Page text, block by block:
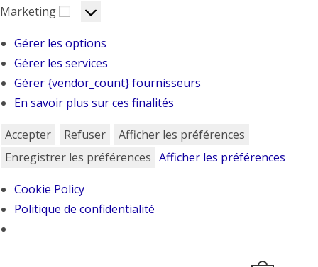
Marketing Marketing
Gérer les options
Gérer les services
Gérer {vendor_count} fournisseurs
En savoir plus sur ces finalités
Accepter Refuser
Afficher les préférences
Enregistrer les préférences Afficher les préférences
Cookie Policy
Politique de confidentialité